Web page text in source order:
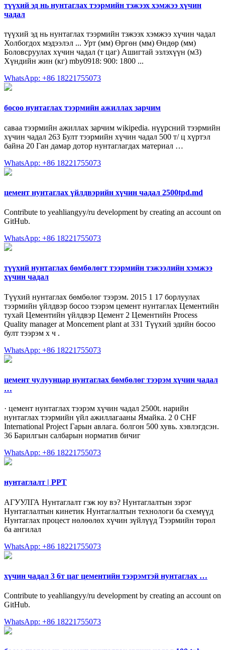
түүхий эд нь нунтаглах тээрмийн тэжээх хэмжээ хүчин
чадал
түүхий эд нь нунтаглах тээрмийн тэжээх хэмжээ хүчин чадал
Холбогдох мэдээлэл ... Урт (мм) Өргөн (мм) Өндөр (мм)
Боловсруулах хүчин чадал (т цаг) Ашигтай эзлэхүүн (м3)
Хүндийн жин (кг) mby0918: 900: 1800 ...
WhatsApp: +86 18221755073
босоо нунтаглах тээрмийн ажиллах зарчим
саваа тээрмийн ажиллах зарчим wikipedia. нүүрсний тээрмийн
хүчин чадал 263 Булт тээрмийн хүчин чадал 500 т/ ц хүртэл
байна 20 Ган дамар дотор нунтаглагдах материал …
WhatsApp: +86 18221755073
цемент нунтаглах үйлдвэрийн хүчин чадал 2500tpd.md
Contribute to yeahliangyy/ru development by creating an account on
GitHub.
WhatsApp: +86 18221755073
түүхий нунтаглах бөмбөлөгт тээрмийн тэжээлийн хэмжээ
хүчин чадал
Түүхий нунтаглах бөмбөлөг тээрэм. 2015 1 17 борлуулах
тээрмийн үйлдвэр босоо тээрэм цемент нунтаглах Цементийн
тухай Цементийн үйлдвэр Цемент 2 Цементийн Process
Quality manager at Moncement plant at 331 Түүхий эдийн босоо
булт тээрэм х ч .
WhatsApp: +86 18221755073
цемент чулуунцар нунтаглах бөмбөлөг тээрэм хүчин чадал
…
· цемент нунтаглах тээрэм хүчин чадал 2500t. нарийн
нунтаглах тээрмийн үйл ажиллагааны Ямайка. 2 0 CHF
International Project Гарын авлага. болгон 500 хувь. хэвлэгдсэн.
36 Барилгын салбарын норматив бичиг
WhatsApp: +86 18221755073
нунтаглалт | PPT
АГУУЛГА Нунтаглалт гэж юу вэ? Нунтаглалтын зэрэг
Нунтаглалтын кинетик Нунтаглалтын технологи ба схемүүд
Нунтаглах процест нөлөөлөх хүчин зүйлүүд Тээрмийн төрөл
ба ангилал
WhatsApp: +86 18221755073
хүчин чадал 3 6т цаг цементийн тээрэмтэй нунтаглах …
Contribute to yeahliangyy/ru development by creating an account on
GitHub.
WhatsApp: +86 18221755073